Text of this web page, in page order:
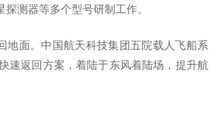
测器等多个型号研制工作。
地面。中国航天科技集团五院载人飞船系
速返回方案，着陆于东风着陆场，提升航